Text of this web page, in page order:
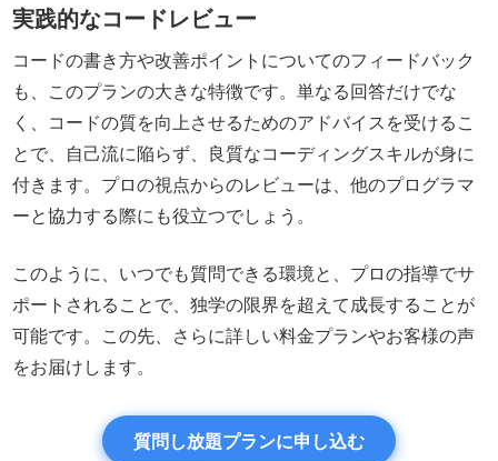
実践的なコードレビュー
コードの書き方や改善ポイントについてのフィードバック
も、このプランの大きな特徴です。単なる回答だけでな
く、コードの質を向上させるためのアドバイスを受けるこ
とで、自己流に陥らず、良質なコーディングスキルが身に
付きます。プロの視点からのレビューは、他のプログラマ
ーと協力する際にも役立つでしょう。
このように、いつでも質問できる環境と、プロの指導でサ
ポートされることで、独学の限界を超えて成長することが
可能です。この先、さらに詳しい料金プランやお客様の声
をお届けします。
質問し放題プランに申し込む